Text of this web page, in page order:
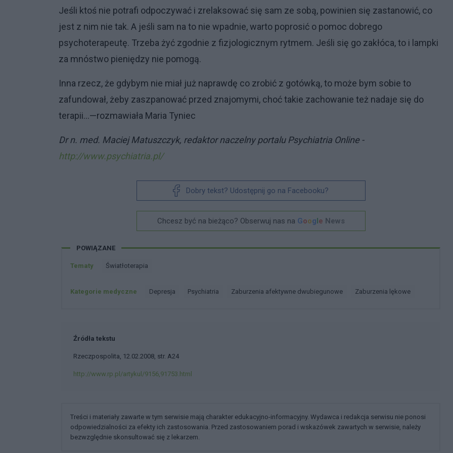
Jeśli ktoś nie potrafi odpoczywać i zrelaksować się sam ze sobą, powinien się zastanowić, co
jest z nim nie tak. A jeśli sam na to nie wpadnie, warto poprosić o pomoc dobrego
psychoterapeutę. Trzeba żyć zgodnie z fizjologicznym rytmem. Jeśli się go zakłóca, to i lampki
za mnóstwo pieniędzy nie pomogą.
Inna rzecz, że gdybym nie miał już naprawdę co zrobić z gotówką, to może bym sobie to
zafundował, żeby zaszpanować przed znajomymi, choć takie zachowanie też nadaje się do
terapii…—rozmawiała Maria Tyniec
Dr n. med. Maciej Matuszczyk, redaktor naczelny portalu Psychiatria Online -
http://www.psychiatria.pl/
Dobry tekst? Udostępnij go na Facebooku?
Chcesz być na bieżąco? Obserwuj nas na Google News
POWIĄZANE
Tematy światłoterapia
Kategorie medyczne Depresja Psychiatria Zaburzenia afektywne dwubiegunowe Zaburzenia lękowe
Źródła tekstu
Rzeczpospolita, 12.02.2008, str. A24
http://www.rp.pl/artykul/9156,91753.html
Treści i materiały zawarte w tym serwisie mają charakter edukacyjno-informacyjny. Wydawca i redakcja serwisu nie ponosi
odpowiedzialności za efekty ich zastosowania. Przed zastosowaniem porad i wskazówek zawartych w serwisie, należy
bezwzględnie skonsultować się z lekarzem.